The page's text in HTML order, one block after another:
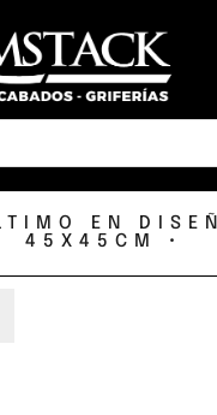
EN
45X45CM •